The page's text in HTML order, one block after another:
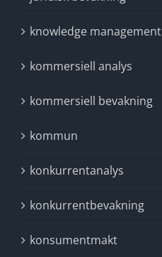
knowledge management
kommersiell analys
kommersiell bevakning
kommun
konkurrentanalys
konkurrentbevakning
konsumentmakt